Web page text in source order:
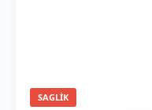
SAGLIK